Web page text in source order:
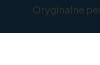
Oryginalne